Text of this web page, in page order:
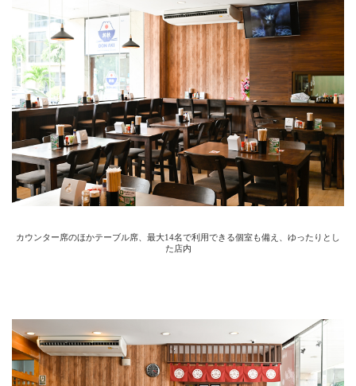
カウンター席のほかテーブル席、最大14名で利用できる個室も備え、ゆったりとし
た店内